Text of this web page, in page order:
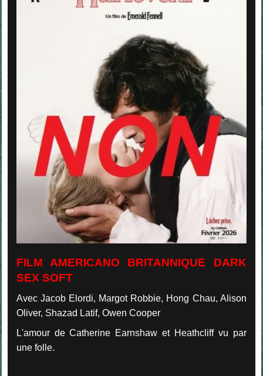
FILM AMERICANO BRITANNIQUE DARK
SEX SOFT
Avec Jacob Elordi, Margot Robbie, Hong Chau, Alison
Oliver, Shazad Latif, Owen Cooper
L'amour de Catherine Earnshaw et Heathcliff vu par
une folle.